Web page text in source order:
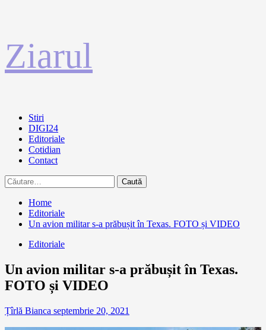
la
conținut
Ziarul
Primary
Menu
Stiri
DIGI24
Editoriale
Cotidian
Contact
Caută
după:
Home
Editoriale
Un avion militar s-a prăbușit în Texas. FOTO și VIDEO
Editoriale
Un avion militar s-a prăbușit în Texas.
FOTO și VIDEO
Țîrlă Bianca septembrie 20, 2021